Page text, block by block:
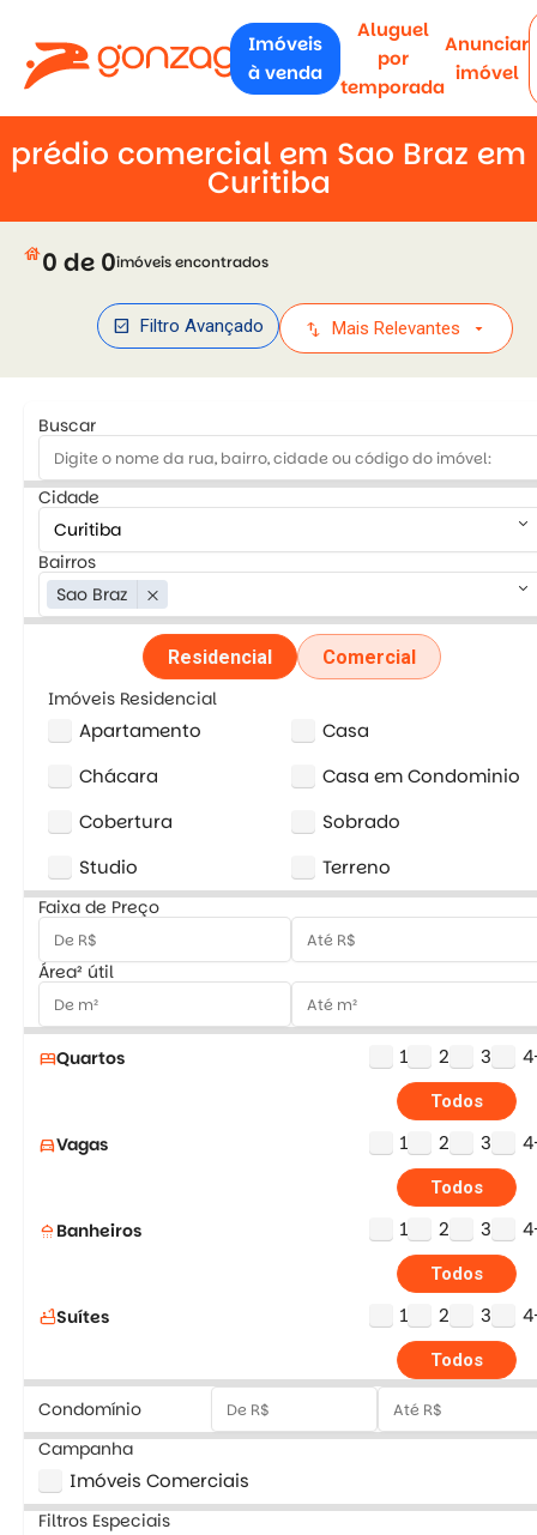
Imóveis
à venda
Aluguel
por
temporada
Anunciar
imóvel
prédio comercial em Sao Braz em
Curitiba
house0 de 0imóveis encontrados
check_box Filtro Avançado swap_vert Mais Relevantes arrow_drop_down
Buscar
Cidade
keyboard_arrow_down
Bairros
Sao Braz
close keyboard_arrow_down
Residencial Comercial
Imóveis Residencial
Apartamento
Casa
Chácara
Casa em Condominio
Cobertura
Sobrado
Studio
Terreno
Faixa de Preço
Área² útil
bedQuartos 1 2 3
Todos
directions_carVagas 1 2 3
Todos
shower Banheiros 1 2 3
Todos
bathtubSuítes 1 2 3
Todos
Condomínio
Campanha
Imóveis Comerciais
Filtros Especiais